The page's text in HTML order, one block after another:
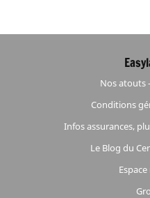
Nos atouts
Conditions
Infos assurances,
Le Blog du